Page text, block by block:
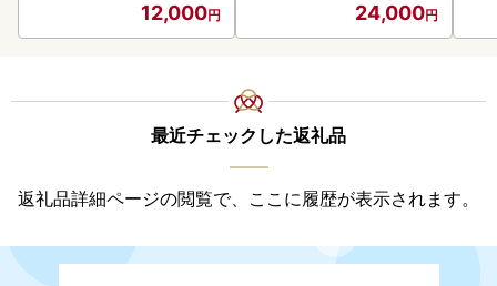
12,000 24,000
最近チェックした返礼品
返礼品詳細ページの閲覧で、ここに履歴が表示されます。